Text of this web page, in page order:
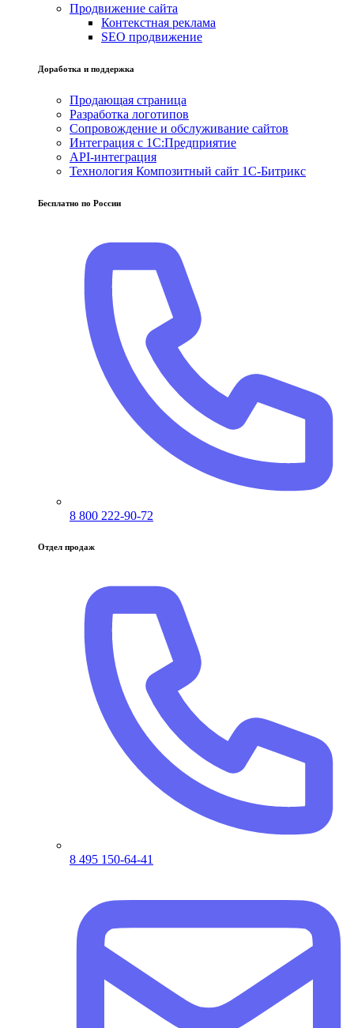
Продвижение сайта
Контекстная реклама
SEO продвижение
Доработка и поддержка
Продающая страница
Разработка логотипов
Сопровождение и обслуживание сайтов
Интеграция с 1С:Предприятие
API-интеграция
Технология Композитный сайт 1С-Битрикс
Бесплатно по России
8 800 222-90-72
Отдел продаж
8 495 150-64-41